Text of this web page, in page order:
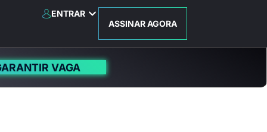
ENTRAR
ASSINAR AGORA
VAGA